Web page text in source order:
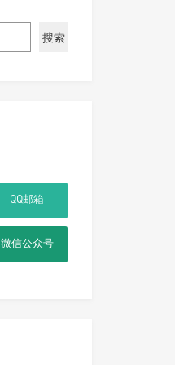
搜索
QQ邮箱
微信公众号